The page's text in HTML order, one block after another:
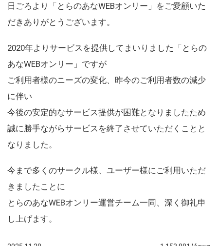
日ごろより「とらのあなWEBオンリー」をご愛顧いた
だきありがとうございます。
2020年よりサービスを提供してまいりました「とらの
あなWEBオンリー」ですが
ご利用者様のニーズの変化、昨今のご利用者数の減少
に伴い
今後の安定的なサービス提供が困難となりましたため
誠に勝手ながらサービスを終了させていただくことと
なりました。
今まで多くのサークル様、ユーザー様にご利用いただ
きましたことに
とらのあなWEBオンリー運営チーム一同、深く御礼申
し上げます。